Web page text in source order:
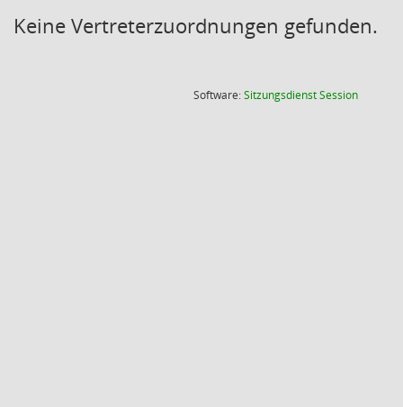
Keine Vertreterzuordnungen gefunden.
Software:SitzungsdienstSession(Wird in